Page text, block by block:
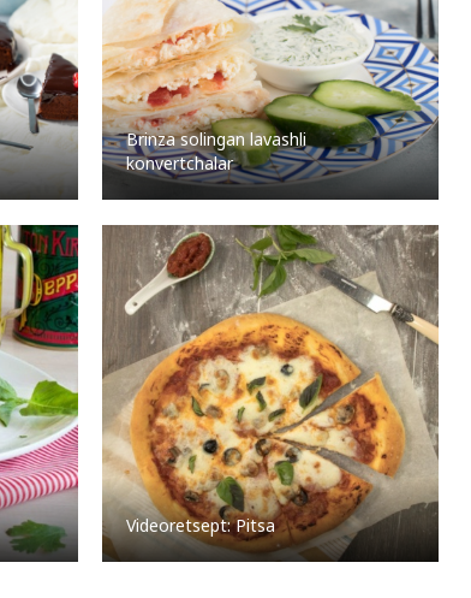
Brinza solingan lavashli
konvertchalar
Videoretsept: Pitsa